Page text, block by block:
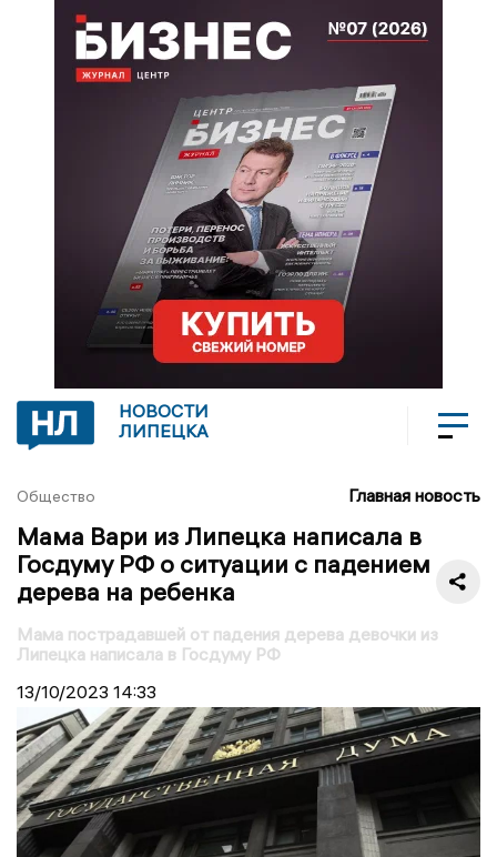
НОВОСТИ
ЛИПЕЦКА
Общество Главная новость
Мама Вари из Липецка написала в
Госдуму РФ о ситуации с падением
дерева на ребенка
Мама пострадавшей от падения дерева девочки из
Липецка написала в Госдуму РФ
13/10/2023 14:33